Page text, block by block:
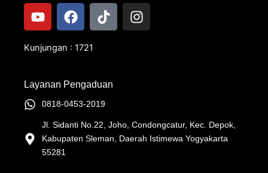
Y
o
t
e
F
a
e
o
k
T
i
I
n
m
Kunjungan : 1721
Layanan Pengaduan
0818-0453-2019
Jl. Sidanti No.22, Joho, Condongcatur, Kec. Depok,
Kabupaten Sleman, Daerah Istimewa Yogyakarta
55281